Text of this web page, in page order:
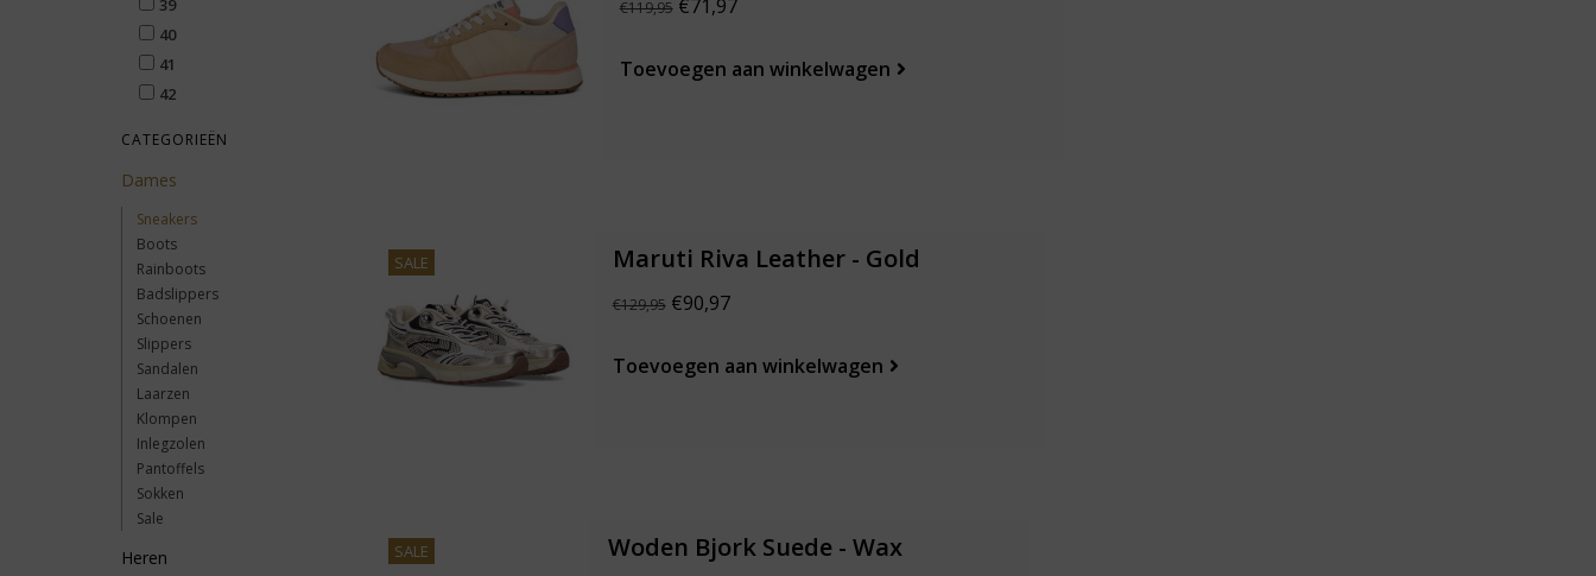
39
40
41
42
CATEGORIEËN
Dames
Sneakers
Boots
Rainboots
Badslippers
Schoenen
Slippers
Sandalen
Laarzen
Klompen
Inlegzolen
Pantoffels
Sokken
Sale
Heren
€119,95€71,97
Toevoegen aan winkelwagen
SALE Maruti Riva Leather - Gold
€129,95€90,97
Toevoegen aan winkelwagen
SALE Woden Bjork Suede - Wax